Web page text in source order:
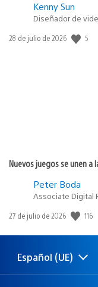
Kenny Sun
Diseñador de
Fecha
28 de julio de 2026 5
Nuevos juegos se unen
Peter Boda
Associate Digital
Fecha
publicación:
27 de julio de 2026 116
Selecciona
Región
Español (UE)